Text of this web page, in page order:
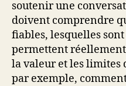
soutenir une
doivent comprendre
fiables, lesquelles
permettent réellement
la valeur et les limites
par exemple,